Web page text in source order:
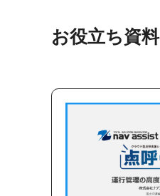
お役立ち資料